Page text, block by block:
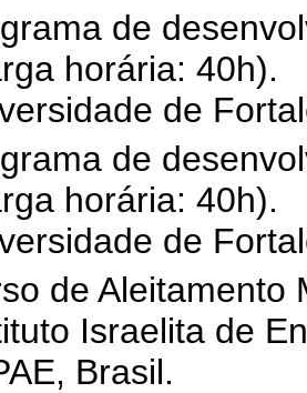
de
horária: 40h).
de
de
horária: 40h).
de
de Aleitamento
Israelita de
Brasil.